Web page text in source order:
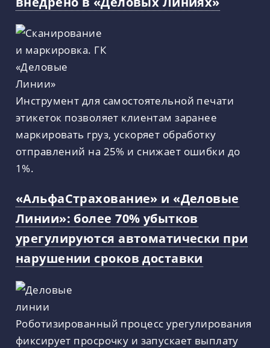
Инструмент для самостоятельной печати
этикеток позволяет клиентам заранее
маркировать груз, ускоряет обработку
отправлений на 25% и снижает ошибки до
1%.
«АльфаСтрахование» и «Деловые
Линии»: более 70% убытков
урегулируются автоматически при
нарушении сроков доставки
Роботизированный процесс урегулирования
фиксирует просрочку и запускает выплату